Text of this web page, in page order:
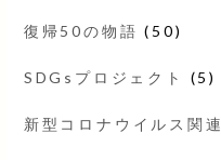
復帰50の物語 (50)
SDGsプロジェクト (5)
新型コロナウイルス関連